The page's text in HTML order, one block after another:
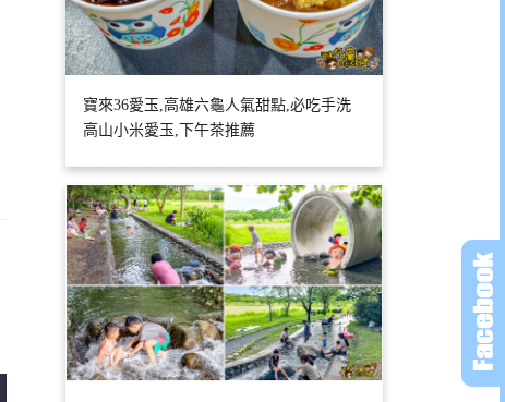
寶來36愛玉,高雄六龜人氣甜點,必吃手洗
高山小米愛玉,下午茶推薦